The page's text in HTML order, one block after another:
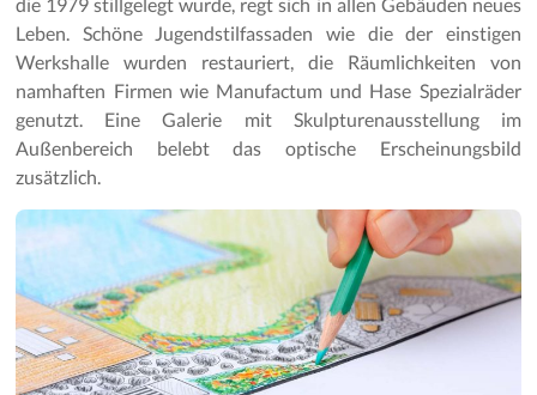
Leben. Schöne Jugendstilfassaden wie die der einstigen
Werkshalle wurden restauriert, die Räumlichkeiten von
namhaften Firmen wie Manufactum und Hase Spezialräder
genutzt. Eine Galerie mit Skulpturenausstellung im
Außenbereich belebt das optische Erscheinungsbild
zusätzlich.